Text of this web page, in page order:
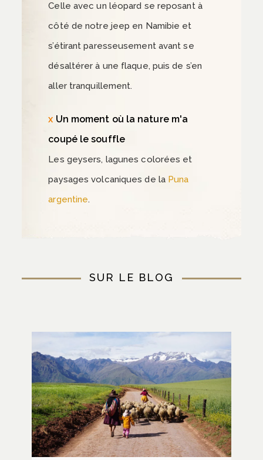
Celle avec un léopard se reposant à
côté de notre jeep en Namibie et
s’étirant paresseusement avant se
désaltérer à une flaque, puis de s’en
aller tranquillement.
Un moment où la nature m'a
coupé le souffle
Les geysers, lagunes colorées et
paysages volcaniques de la Puna
argentine.
SUR LE BLOG